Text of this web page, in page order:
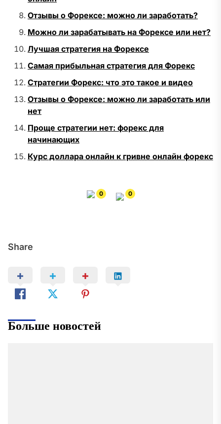
Share
Отзывы о Форексе: можно ли заработать?
Можно ли зарабатывать на Форексе или нет?
Лучшая стратегия на Форексе
Самая прибыльная стратегия для Форекс
Стратегии Форекс: что это такое и видео
Отзывы о Форексе: можно ли заработать или
нет
Проще стратегии нет: форекс для
начинающих
Курс доллара онлайн к гривне онлайн форекс
0 0
Больше новостей